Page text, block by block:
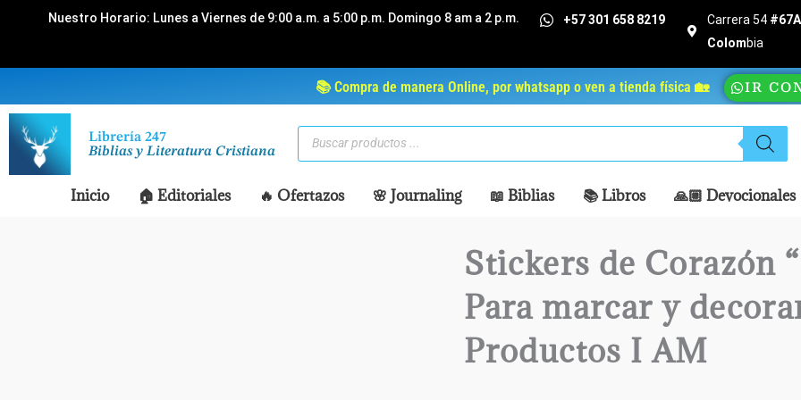
Nuestro Horario: Lunes a Viernes de 9:00 a.m. a 5:00 p.m. Domingo 8 am a 2 p.m. +57 301 658 8219 Carrera 54
Colombia
📚 Compra de manera Online, por whatsapp o ven a tienda física 🏡 IR
Librería 247
Biblias y Literatura Cristiana
Búsqueda
productos
Inicio 🏠 Editoriales 🔥 Ofertazos 🌸 Journaling 📖 Biblias 📚 Libros 🙏🏼 Devocionales
Stickers de Corazón
Para marcar y
Productos I AM